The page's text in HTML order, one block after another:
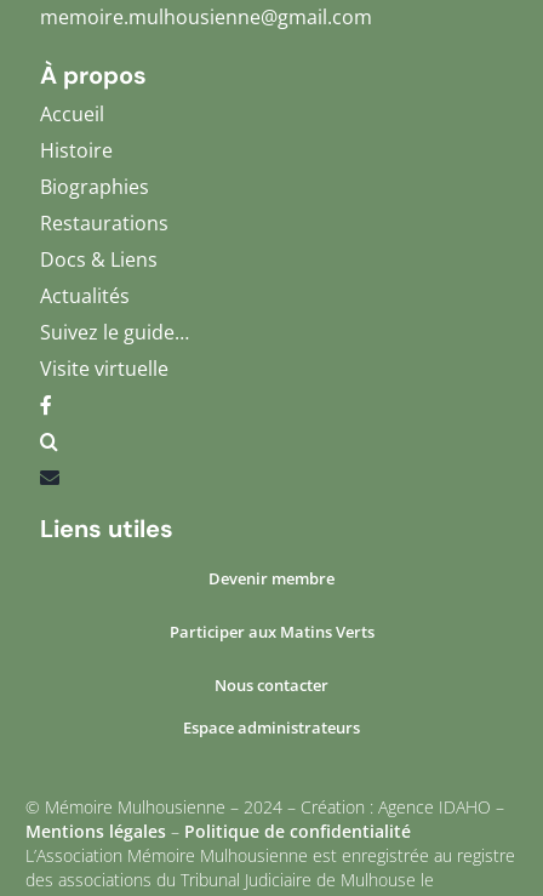
memoire.mulhousienne@gmail.com
À propos
Accueil
Histoire
Biographies
Restaurations
Docs & Liens
Actualités
Suivez le guide…
Visite virtuelle
Liens utiles
Devenir membre
Participer aux Matins Verts
Nous contacter
Espace administrateurs
© Mémoire Mulhousienne – 2024 – Création : Agence IDAHO –
Mentions légales – Politique de confidentialité
L’Association Mémoire Mulhousienne est enregistrée au registre
des associations du Tribunal Judiciaire de Mulhouse le